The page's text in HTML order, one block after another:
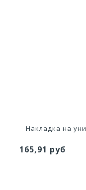
Накладка на
165,91 руб